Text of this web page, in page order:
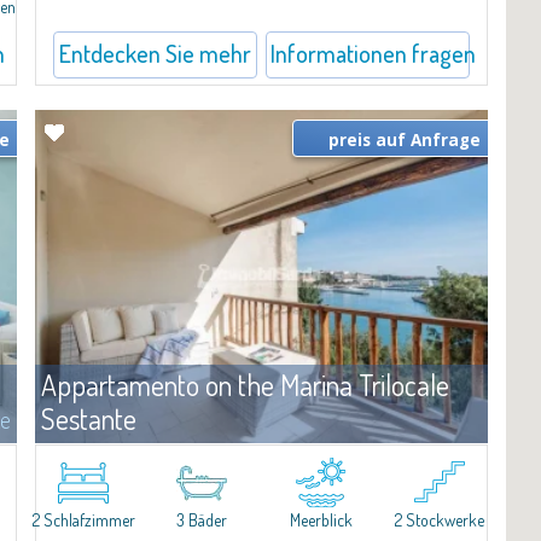
Entdecken Sie mehr Informationen fragen
Appartamento on the Marina Trilocale
Sestante
Porto Cervo Miete
Exclusive seafront apartment on two levels, in the heart of Porto
Cervo Marina.Located within Il Sestante, a prestigious residential
complex set in a beautifully maintained communal park, this
preis auf Anfrage
2 Schlafzimmer 3 Bäder Meerblick 2 Stockwerke